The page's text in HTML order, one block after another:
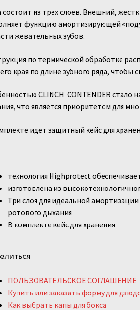
состоит из трех слоев. Внешний,
функцию амортизирующей
жевательных зубов.
по термической обработке
края по длине зубного ряда, чтобы
CLINCH CONTENDER стало
что является приоритетом для
идет защитный кейс для
технология Highprotect
изготовлена из
Три слоя для идеальной
ротового дыхания
В комплекте кейс для хранения
ПОЛЬЗОВАТЕЛЬСКОЕ СОГЛАШЕНИЕ
Купить или заказать форму для
Как выбрать капы для бокса